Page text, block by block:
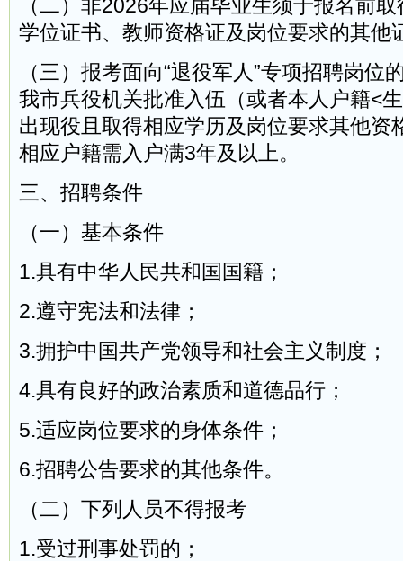
（二）非2026年应届毕业生须于报名前
学位证书、教师资格证及岗位要求的其他
（三）报考面向“退役军人”专项招聘岗位
我市兵役机关批准入伍（或者本人户籍<
出现役且取得相应学历及岗位要求其他资
相应户籍需入户满3年及以上。
三、招聘条件
（一）基本条件
1.具有中华人民共和国国籍；
2.遵守宪法和法律；
3.拥护中国共产党领导和社会主义制度；
4.具有良好的政治素质和道德品行；
5.适应岗位要求的身体条件；
6.招聘公告要求的其他条件。
（二）下列人员不得报考
1.受过刑事处罚的；